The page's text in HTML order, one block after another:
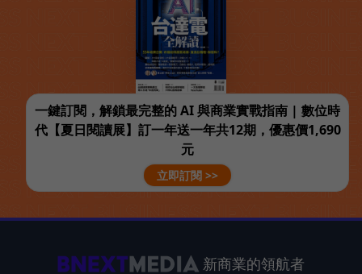
一鍵訂閱，解鎖最完整的 AI 與商業實戰指南 | 數位時
代【夏日閱讀展】訂一年送一年共12期，優惠價1,690
元
立即訂閱 >>
新商業的領航者